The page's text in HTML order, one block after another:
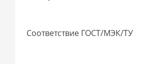
Соответствие ГОСТ/МЭК/ТУ